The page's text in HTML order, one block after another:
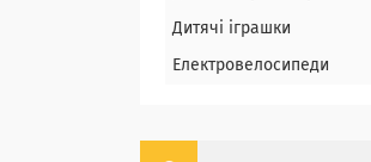
Дитячі іграшки
Електровелосипеди